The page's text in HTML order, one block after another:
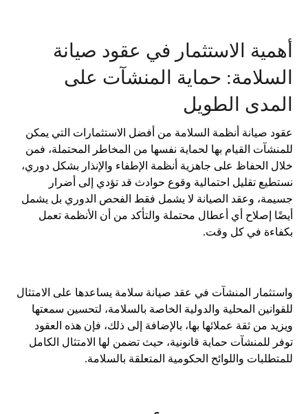
أهمية الاستثمار في عقود صيانة
السلامة: حماية المنشآت على
المدى الطويل
عقود صيانة أنظمة السلامة من أفضل الاستثمارات التي يمكن
للمنشآت القيام بها لحماية نفسها من المخاطر المحتملة، فمن
خلال الحفاظ على جاهزية أنظمة الإطفاء والإنذار بشكل دوري،
نستطيع تقليل احتمالية وقوع حوادث قد تؤدي إلى أضرار
جسيمة، وعقد الصيانة لا يشمل فقط الفحص الدوري بل يشمل
أيضًا إصلاح أي أعطال محتملة والتأكد من أن الأنظمة تعمل
بكفاءة في كل وقت.
واستثمار المنشآت في عقد صيانة سلامة يساعدها على الامتثال
للقوانين المحلية والدولية الخاصة بالسلامة، لتحسين سمعتها
ويزيد من ثقة عملائها بها، بالإضافة إلى ذلك، فإن هذه العقود
توفر للمنشآت حماية قانونية، حيث تضمن لها الامتثال الكامل
للمتطلبات واللوائح الحكومية المتعلقة بالسلامة.